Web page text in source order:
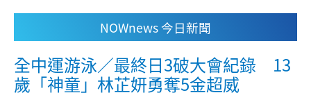
NOWnews 今日新聞
全中運游泳／最終日3破大會紀錄 13
歲「神童」林芷妍勇奪5金超威